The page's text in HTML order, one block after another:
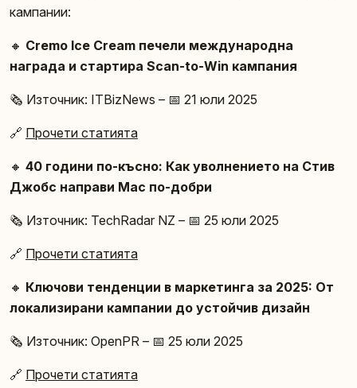
кампании:
🔸 Cremo Ice Cream печели международна
награда и стартира Scan-to-Win кампания
🗞️ Източник: ITBizNews – 📅 21 юли 2025
🔗 Прочети статията
🔸 40 години по-късно: Как уволнението на Стив
Джобс направи Mac по-добри
🗞️ Източник: TechRadar NZ – 📅 25 юли 2025
🔗 Прочети статията
🔸 Ключови тенденции в маркетинга за 2025: От
локализирани кампании до устойчив дизайн
🗞️ Източник: OpenPR – 📅 25 юли 2025
🔗 Прочети статията